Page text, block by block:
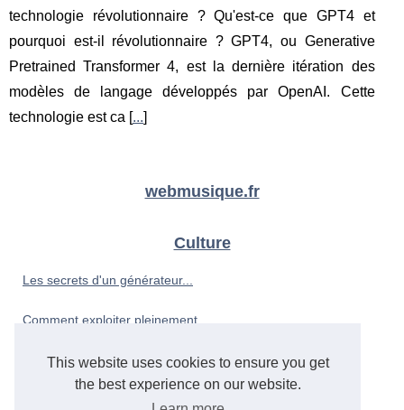
This website uses cookies to ensure you get
the best experience on our website.
technologie révolutionnaire ? Qu'est-ce que GPT4 et
pourquoi est-il révolutionnaire ? GPT4, ou Generative
Pretrained Transformer 4, est la dernière itération des
modèles de langage développés par OpenAI. Cette
technologie est ca [...]
webmusique.fr
Culture
Les secrets d'un générateur...
Comment exploiter pleinement...
Musique
Comment la base de la...